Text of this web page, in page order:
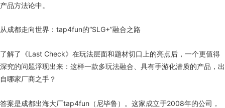
产品方法论中。
从成都走向世界：tap4fun的“SLG+”融合之路
了解了《Last Check》在玩法层面和题材切口上的亮点后，一个更值得
深究的问题浮现出来：这样一款多玩法融合、具有手游化潜质的产品，出
自哪家厂商之手？
答案是成都出海大厂tap4fun（尼毕鲁）。这家成立于2008年的公司，